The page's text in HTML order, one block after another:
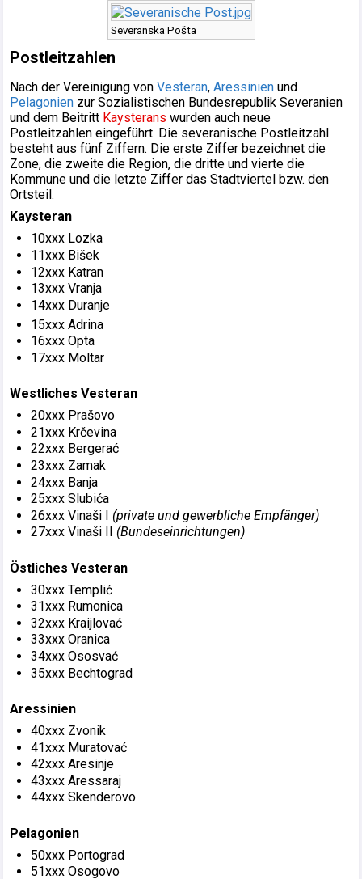
Severanska Pošta
Postleitzahlen
Nach der Vereinigung von Vesteran, Aressinien und
Pelagonien zur Sozialistischen Bundesrepublik Severanien
und dem Beitritt Kaysterans wurden auch neue
Postleitzahlen eingeführt. Die severanische Postleitzahl
besteht aus fünf Ziffern. Die erste Ziffer bezeichnet die
Zone, die zweite die Region, die dritte und vierte die
Kommune und die letzte Ziffer das Stadtviertel bzw. den
Ortsteil.
Kaysteran
10xxx Lozka
11xxx Bišek
12xxx Katran
13xxx Vranja
14xxx Duranje
15xxx Adrina
16xxx Opta
17xxx Moltar
Westliches Vesteran
20xxx Prašovo
21xxx Krčevina
22xxx Bergerać
23xxx Zamak
24xxx Banja
25xxx Slubića
26xxx Vinaši I (private und gewerbliche Empfänger)
27xxx Vinaši II (Bundeseinrichtungen)
Östliches Vesteran
30xxx Templić
31xxx Rumonica
32xxx Kraijlovać
33xxx Oranica
34xxx Ososvać
35xxx Bechtograd
Aressinien
40xxx Zvonik
41xxx Muratovać
42xxx Aresinje
43xxx Aressaraj
44xxx Skenderovo
Pelagonien
50xxx Portograd
51xxx Osogovo